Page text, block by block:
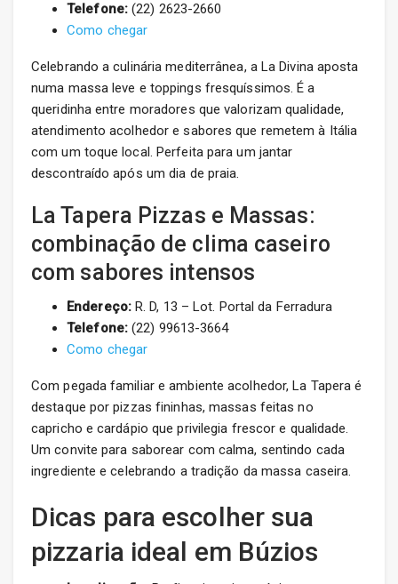
Telefone:(22) 2623-2660
Como chegar
Celebrando a culinária mediterrânea, a La Divina aposta
numa massa leve e toppings fresquíssimos. É a
queridinha entre moradores que valorizam qualidade,
atendimento acolhedor e sabores que remetem à Itália
com um toque local. Perfeita para um jantar
descontraído após um dia de praia.
La Tapera Pizzas e Massas:
combinação de clima caseiro
com sabores intensos
Endereço:R. D, 13 – Lot. Portal da Ferradura
Telefone:(22) 99613-3664
Como chegar
Com pegada familiar e ambiente acolhedor, La Tapera é
destaque por pizzas fininhas, massas feitas no
capricho e cardápio que privilegia frescor e qualidade.
Um convite para saborear com calma, sentindo cada
ingrediente e celebrando a tradição da massa caseira.
Dicas para escolher sua
pizzaria ideal em Búzios